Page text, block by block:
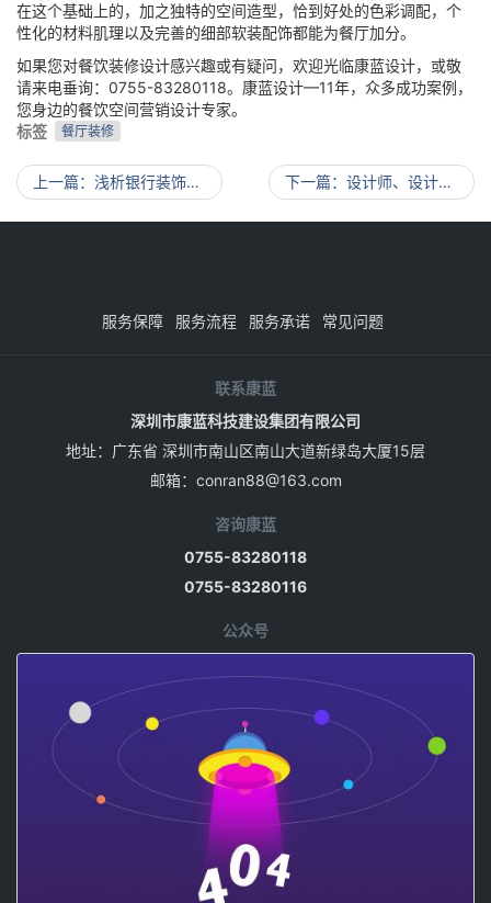
在这个基础上的，加之独特的空间造型，恰到好处的色彩调配，个
性化的材料肌理以及完善的细部软装配饰都能为餐厅加分。
如果您对餐饮装修设计感兴趣或有疑问，欢迎光临康蓝设计，或敬
请来电垂询：0755-83280118。康蓝设计—11年，众多成功案例，
您身边的餐饮空间营销设计专家。
标签
餐厅装修
上一篇 浅析银行装饰装修 下一篇 设计师、设计（装饰）公司的“正负循环”
服务保障 服务流程 服务承诺 常见问题
联系康蓝
深圳市康蓝科技建设集团有限公司
地址：广东省 深圳市南山区南山大道新绿岛大厦15层
邮箱： conran88@163.com
咨询康蓝
0755-83280118
0755-83280116
公众号